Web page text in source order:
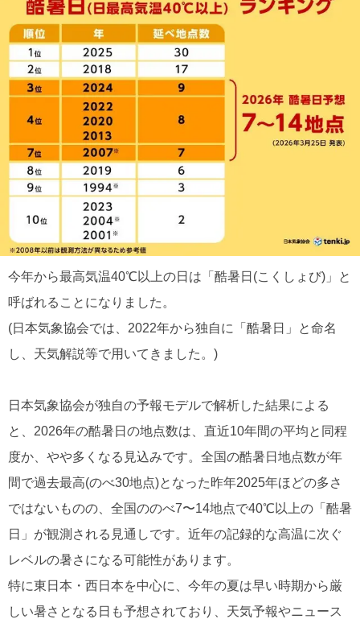
今年から最高気温40℃以上の日は「酷暑日(こくしょび)」と
呼ばれることになりました。
(日本気象協会では、2022年から独自に「酷暑日」と命名
し、天気解説等で用いてきました。)
日本気象協会が独自の予報モデルで解析した結果による
と、2026年の酷暑日の地点数は、直近10年間の平均と同程
度か、やや多くなる見込みです。全国の酷暑日地点数が年
間で過去最高(のべ30地点)となった昨年2025年ほどの多さ
ではないものの、全国ののべ7〜14地点で40℃以上の「酷暑
日」が観測される見通しです。近年の記録的な高温に次ぐ
レベルの暑さになる可能性があります。
特に東日本・西日本を中心に、今年の夏は早い時期から厳
しい暑さとなる日も予想されており、天気予報やニュース